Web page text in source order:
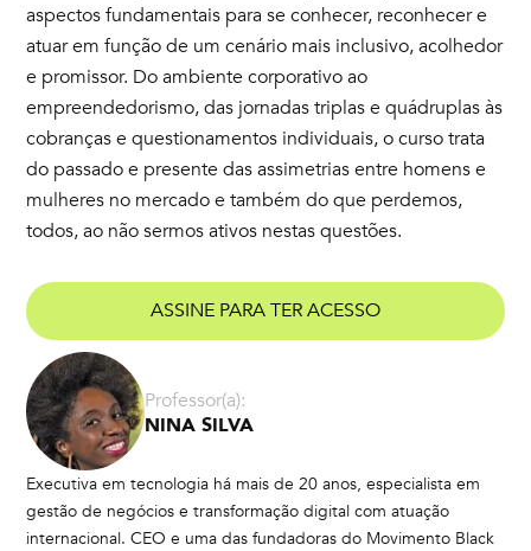
aspectos fundamentais para se conhecer, reconhecer e
atuar em função de um cenário mais inclusivo, acolhedor
e promissor. Do ambiente corporativo ao
empreendedorismo, das jornadas triplas e quádruplas às
cobranças e questionamentos individuais, o curso trata
do passado e presente das assimetrias entre homens e
mulheres no mercado e também do que perdemos,
todos, ao não sermos ativos nestas questões.
ASSINE PARA TER ACESSO
Professor(a):
NINA SILVA
Executiva em tecnologia há mais de 20 anos, especialista em
gestão de negócios e transformação digital com atuação
internacional. CEO e uma das fundadoras do Movimento Black